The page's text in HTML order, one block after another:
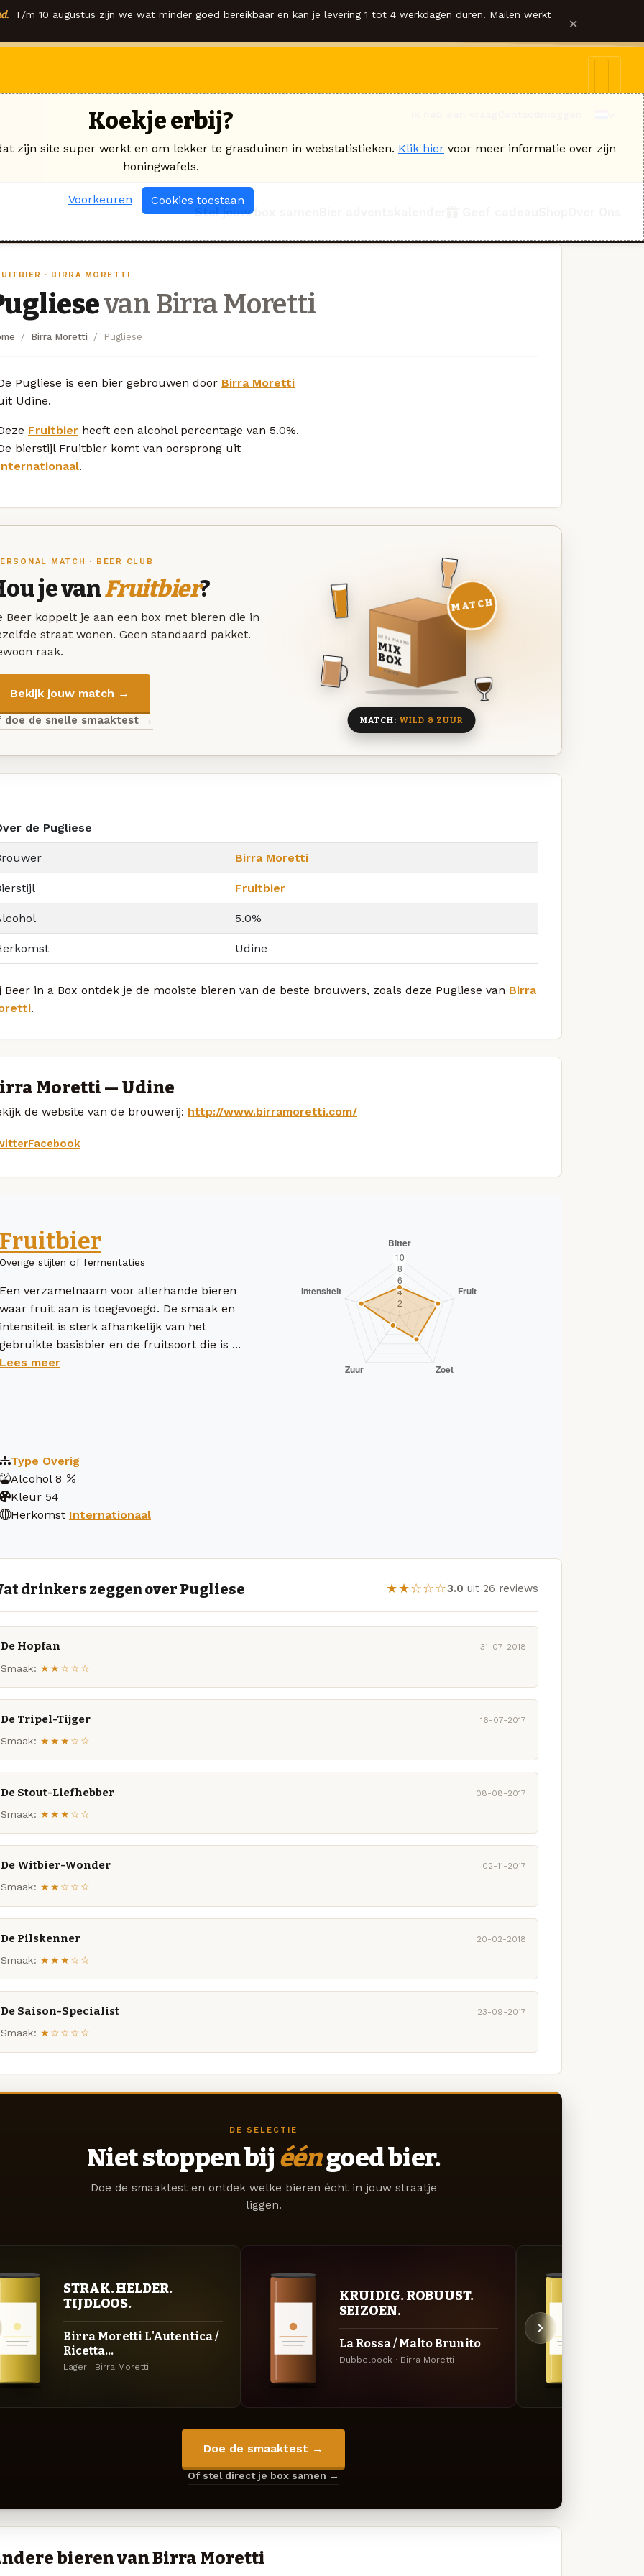
T/m 10 augustus zijn we wat minder goed bereikbaar en kan je levering 1 tot 4 werkdagen duren. Mailen werkt ×
Stel jouw box samen
· BIRRA MORETTI
van Birra Moretti
Birra Moretti Pugliese
Pugliese is een bier gebrouwen door Birra Moretti
Udine.
Fruitbier heeft een alcohol percentage van 5.0%.
bierstijl Fruitbier komt van oorsprong uit
.
MATCH · BEER CLUB
je vanFruitbier?
Beer koppelt je aan een box met bieren die in
straat wonen. Geen standaard pakket.
raak.
Bekijk jouw match →
doe de snelle smaaktest →
DEZE MAAND
MIX
BOX
8 BIEREN
MATCH
MATCH: WILD & ZUUR
de Pugliese
Birra Moretti
Fruitbier
5.0%
Udine
Beer in a Box ontdek je de mooiste bieren van de beste brouwers, zoals deze Pugliese van Birra
.
Moretti — Udine
de website van de brouwerij: http://www.birramoretti.com/
Facebook
Fruitbier
Overige stijlen of fermentaties
Een verzamelnaam voor allerhande bieren
waar fruit aan is toegevoegd. De smaak en
intensiteit is sterk afhankelijk van het
gebruikte basisbier en de fruitsoort die is ...
Lees meer
Type Overig
Alcohol 8
Kleur 54
Herkomst Internationaal
drinkers zeggen over Pugliese ★★☆☆☆3.0 uit 26 reviews
De Hopfan 31-07-2018
Smaak: ★★☆☆☆
De Tripel-Tijger 16-07-2017
Smaak: ★★★☆☆
De Stout-Liefhebber 08-08-2017
Smaak: ★★★☆☆
De Witbier-Wonder 02-11-2017
Smaak: ★★☆☆☆
De Pilskenner 20-02-2018
Smaak: ★★★☆☆
De Saison-Specialist 23-09-2017
Smaak: ★☆☆☆☆
DE SELECTIE
Niet stoppen bij ééngoed bier.
Doe de smaaktest en ontdek welke bieren écht in jouw straatje
liggen.
STRAK. HELDER.
TIJDLOOS.
Birra Moretti L'Autentica /
Ricetta...
Lager · Birra Moretti
KRUIDIG. ROBUUST.
SEIZOEN.
La Rossa / Malto Brunito
Dubbelbock · Birra Moretti
Doe de smaaktest →
Of stel direct je box samen →
bieren van Birra Moretti
Koekje erbij?
zijn site super werkt en om lekker te grasduinen in webstatistieken. Klik hier voor meer informatie over zijn
honingwafels.
Voorkeuren Cookies toestaan